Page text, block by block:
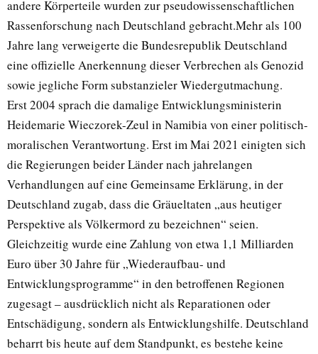
andere Körperteile wurden zur pseudowissenschaftlichen
Rassenforschung nach Deutschland gebracht.Mehr als 100
Jahre lang verweigerte die Bundesrepublik Deutschland
eine offizielle Anerkennung dieser Verbrechen als Genozid
sowie jegliche Form substanzieler Wiedergutmachung.
Erst 2004 sprach die damalige Entwicklungsministerin
Heidemarie Wieczorek-Zeul in Namibia von einer politisch-
moralischen Verantwortung. Erst im Mai 2021 einigten sich
die Regierungen beider Länder nach jahrelangen
Verhandlungen auf eine Gemeinsame Erklärung, in der
Deutschland zugab, dass die Gräueltaten „aus heutiger
Perspektive als Völkermord zu bezeichnen“ seien.
Gleichzeitig wurde eine Zahlung von etwa 1,1 Milliarden
Euro über 30 Jahre für „Wiederaufbau- und
Entwicklungsprogramme“ in den betroffenen Regionen
zugesagt – ausdrücklich nicht als Reparationen oder
Entschädigung, sondern als Entwicklungshilfe. Deutschland
beharrt bis heute auf dem Standpunkt, es bestehe keine